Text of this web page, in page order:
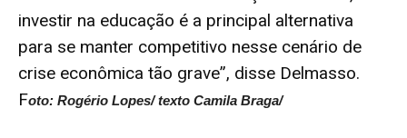
investir na educação é a principal alternativa
para se manter competitivo nesse cenário de
crise econômica tão grave”, disse Delmasso.
Foto: Rogério Lopes/ texto Camila Braga/